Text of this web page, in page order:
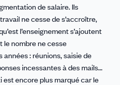
de salaire. Ils
ne cesse de s’accroître,
l’enseignement s’ajoutent
le nombre ne cesse
années : réunions, saisie de
incessantes à des mails…
est encore plus marqué car le